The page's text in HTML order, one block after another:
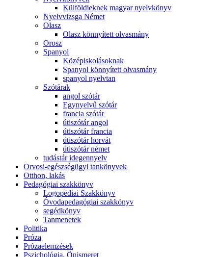
Külföldieknek magyar nyelvkönyv
Nyelvvizsga Német
Olasz
Olasz könnyített olvasmány
Orosz
Spanyol
Középiskolásoknak
Spanyol könnyített olvasmány
spanyol nyelvtan
Szótárak
angol szótár
Egynyelvű szótár
francia szótár
útiszótár angol
útiszótár francia
útiszótár horvát
útiszótár német
tudástár idegennyelv
Orvosi-egészségügyi tankönyvek
Otthon, lakás
Pedagógiai szakkönyv
Logopédiai Szakkönyv
Óvodapedagógiai szakkönyv
segédkönyv
Tanmenetek
Politika
Próza
Prózaelemzések
Pszichológia, Önismeret